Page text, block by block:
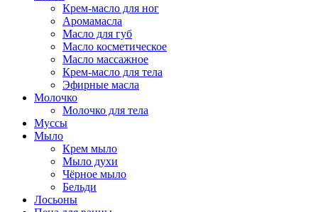
Крем-масло для ног
Аромамасла
Масло для губ
Масло косметическое
Масло массажное
Крем-масло для тела
Эфирные масла
Молочко
Молочко для тела
Муссы
Мыло
Крем мыло
Мыло духи
Чёрное мыло
Бельди
Лосьоны